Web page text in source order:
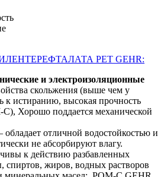
PET GEHR:
и электроизоляционные
скольжения (выше чем у
к истиранию, высокая прочность
C), Хорошо поддается механической
обладает отличной водостойкостью и
не абсорбируют влагу.
к действию разбавленных
спиртов, жиров, водных растворов